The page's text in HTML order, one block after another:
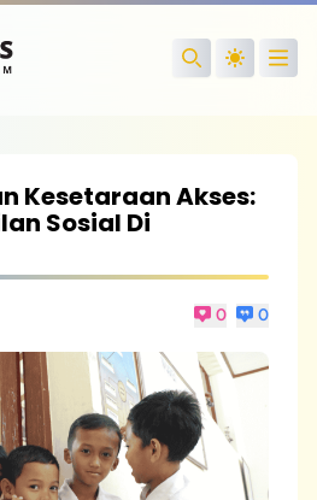
Search
Kesetaraan Akses:
Sosial Di
0 0